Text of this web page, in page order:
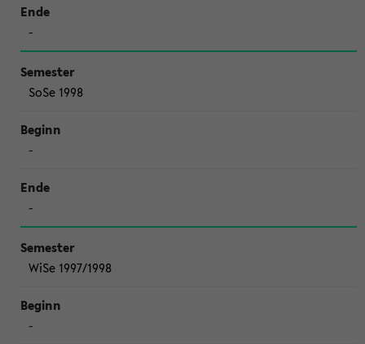
-
SoSe 1998
-
-
WiSe 1997/1998
-